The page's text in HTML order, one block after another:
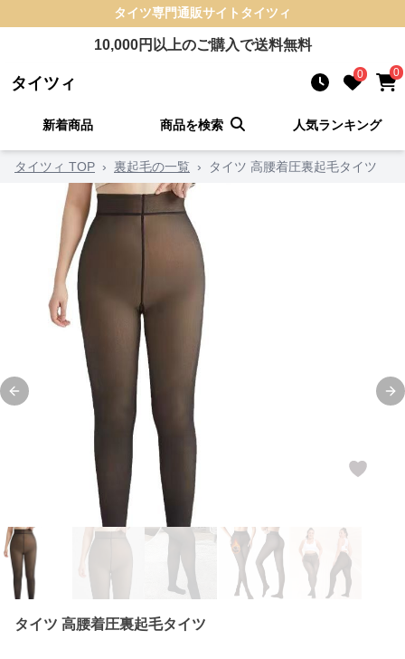
タイツ専門通販サイト タイツィ
10,000円以上のご購入で送料無料
タイツィ 0 0
新着商品 商品を検索 人気ランキング
タイツィ TOP › 裏起毛の一覧 › タイツ 高腰着圧裏起毛タイツ
Previous slide
タイツ 高腰着圧裏起毛タイツ